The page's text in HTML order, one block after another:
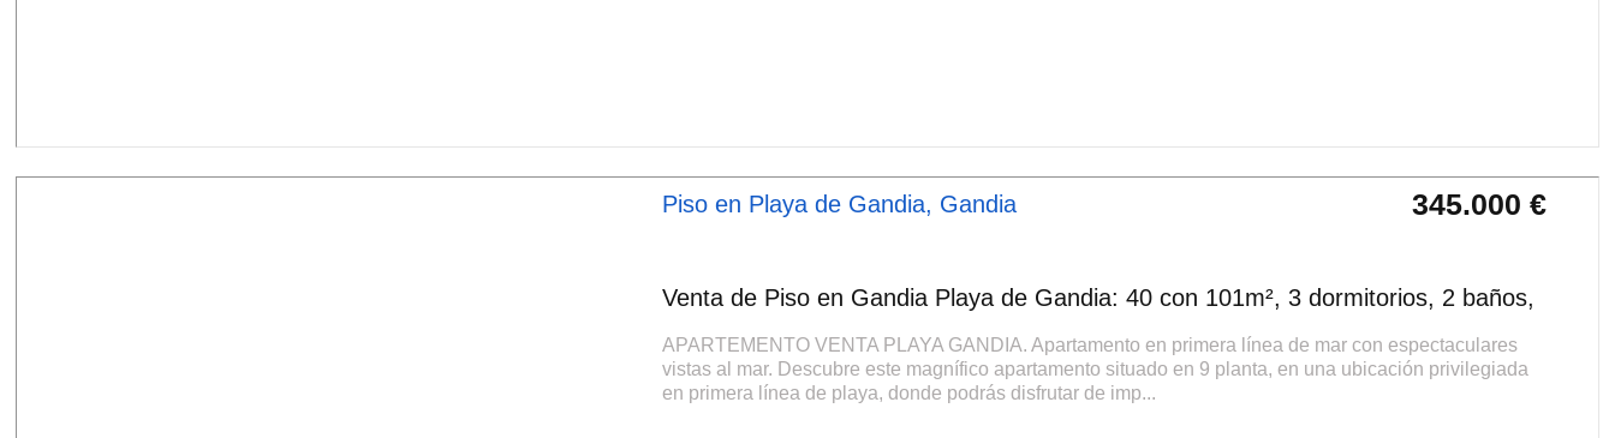
Piso en Playa de Gandia, Gandia 345.000 €
Venta de Piso en Gandia Playa de Gandia: 40 con 101m², 3 dormitorios, 2 baños,
APARTEMENTO VENTA PLAYA GANDIA. Apartamento en primera línea de mar con espectaculares
vistas al mar. Descubre este magnífico apartamento situado en 9 planta, en una ubicación privilegiada
en primera línea de playa, donde podrás disfrutar de imp...